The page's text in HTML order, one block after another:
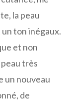
la peau
ton inégaux.
et non
très
un nouveau
de